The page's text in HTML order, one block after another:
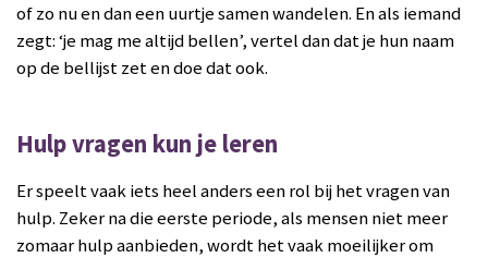
of zo nu en dan een uurtje samen wandelen. En als iemand
zegt: ‘je mag me altijd bellen’, vertel dan dat je hun naam
op de bellijst zet en doe dat ook.
Hulp vragen kun je leren
Er speelt vaak iets heel anders een rol bij het vragen van
hulp. Zeker na die eerste periode, als mensen niet meer
zomaar hulp aanbieden, wordt het vaak moeilijker om